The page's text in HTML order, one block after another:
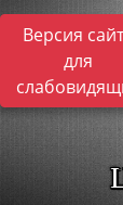
Версия
для